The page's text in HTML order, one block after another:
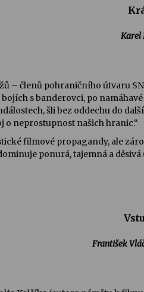
Karel
– členů pohraničního útvaru
s banderovci, po
šli bez oddechu do
o neprostupnost našich hranic.“
filmové propagandy, ale
ponurá, tajemná a
František